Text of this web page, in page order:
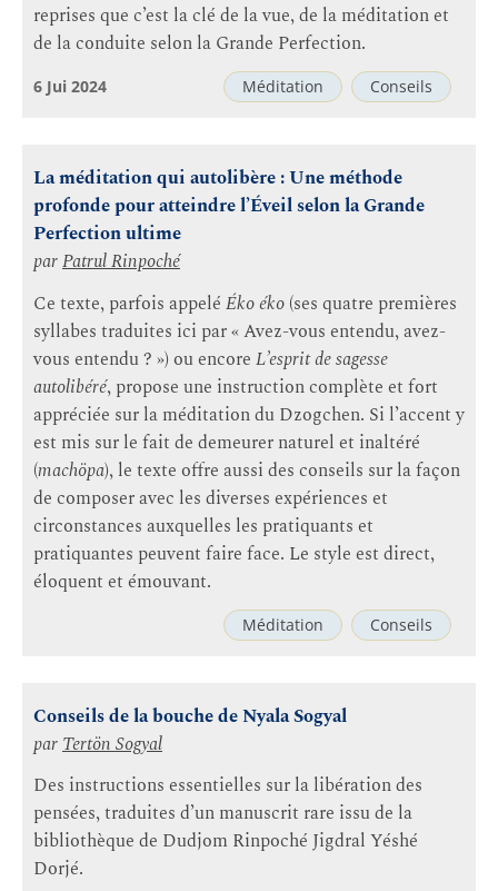
reprises que c’est la clé de la vue, de la méditation et
de la conduite selon la Grande Perfection.
Méditation Conseils
6 Jui 2024
La méditation qui autolibère : Une méthode
profonde pour atteindre l’Éveil selon la Grande
Perfection ultime
parPatrul Rinpoché
Ce texte, parfois appelé Éko éko (ses quatre premières
syllabes traduites ici par « Avez-vous entendu, avez-
vous entendu ? ») ou encore L’esprit de sagesse
autolibéré, propose une instruction complète et fort
appréciée sur la méditation du Dzogchen. Si l’accent y
est mis sur le fait de demeurer naturel et inaltéré
(machöpa), le texte offre aussi des conseils sur la façon
de composer avec les diverses expériences et
circonstances auxquelles les pratiquants et
pratiquantes peuvent faire face. Le style est direct,
éloquent et émouvant.
Méditation Conseils
Conseils de la bouche de Nyala Sogyal
parTertön Sogyal
Des instructions essentielles sur la libération des
pensées, traduites d’un manuscrit rare issu de la
bibliothèque de Dudjom Rinpoché Jigdral Yéshé
Dorjé.